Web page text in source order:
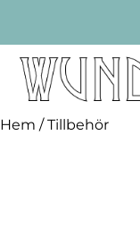
Hem / Tillbehör